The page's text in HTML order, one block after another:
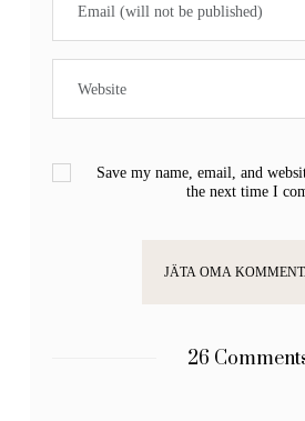
Save my name, email, and
the next time I
26